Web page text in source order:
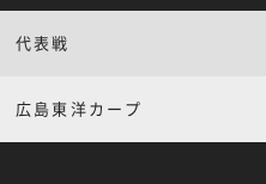
代表戦
広島東洋カープ